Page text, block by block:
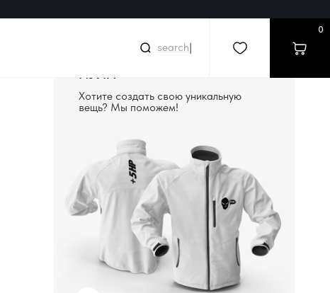
0
|
СОЗДАДИМ ВЕЩЬ С
Хотите создать свою уникальную
вещь? Мы поможем!